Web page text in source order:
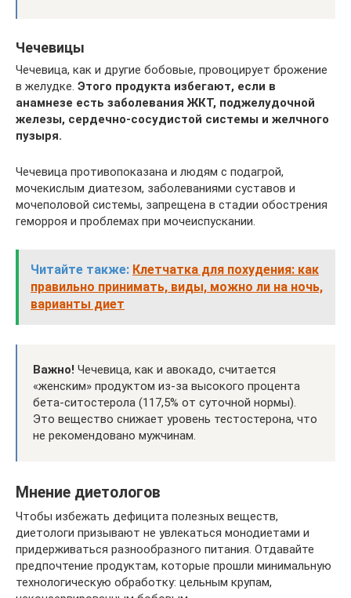
Чечевицы
Чечевица, как и другие бобовые, провоцирует брожение
в желудке. Этого продукта избегают, если в
анамнезе есть заболевания ЖКТ, поджелудочной
железы, сердечно-сосудистой системы и желчного
пузыря.
Чечевица противопоказана и людям с подагрой,
мочекислым диатезом, заболеваниями суставов и
мочеполовой системы, запрещена в стадии обострения
геморроя и проблемах при мочеиспускании.
Читайте также: Клетчатка для похудения: как
правильно принимать, виды, можно ли на ночь,
варианты диет
Важно! Чечевица, как и авокадо, считается
«женским» продуктом из-за высокого процента
бета-ситостерола (117,5% от суточной нормы).
Это вещество снижает уровень тестостерона, что
не рекомендовано мужчинам.
Мнение диетологов
Чтобы избежать дефицита полезных веществ,
диетологи призывают не увлекаться монодиетами и
придерживаться разнообразного питания. Отдавайте
предпочтение продуктам, которые прошли минимальную
технологическую обработку: цельным крупам,